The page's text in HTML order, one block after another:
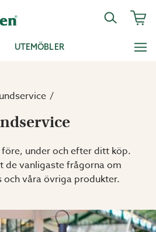
UTEMÖBLER
under och efter ditt köp.
de vanligaste frågorna om
och våra övriga produkter.